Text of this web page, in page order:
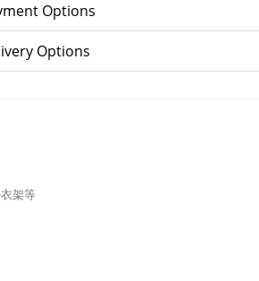
Options
Options
架等